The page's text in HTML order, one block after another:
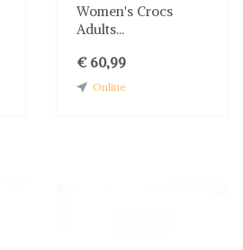
Women's Crocs
Adults...
€ 60,99
Online